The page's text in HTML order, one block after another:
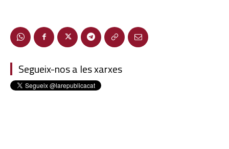
Segueix-nos a les xarxes